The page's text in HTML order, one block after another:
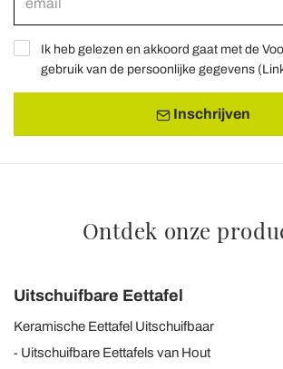
Ik heb gelezen en akkoord gaat met de
gebruik van de persoonlijke gegevens (
Inschrijven
Ontdek onze
Uitschuifbare Eettafel
Keramische Eettafel Uitschuifbaar
Uitschuifbare Eettafels van Hout